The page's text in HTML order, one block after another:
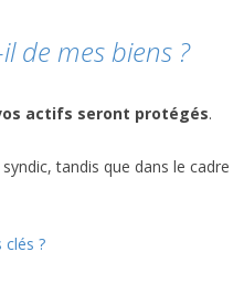
de mes biens ?
actifs seront protégés.
tandis que dans le cadre
?